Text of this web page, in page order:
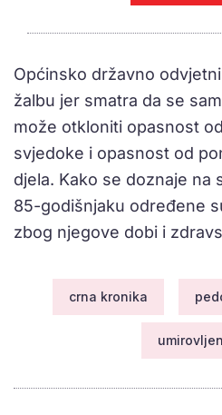
Općinsko državno
žalbu jer smatra da se
može otkloniti opasnost
svjedoke i opasnost od
djela. Kako se doznaje na
85-godišnjaku određene
zbog njegove dobi i
crna kronika